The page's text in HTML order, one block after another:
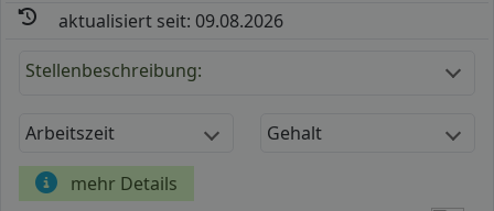
aktualisiert seit: 09.08.2026
Stellenbeschreibung:
Arbeitszeit Gehalt
mehr Details